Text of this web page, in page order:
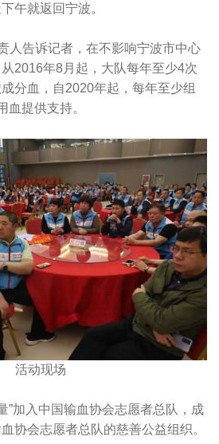
午就返回宁波。
人告诉记者，在不影响宁波市中心
2016年8月起，大队每年至少4次
分血，自2020年起，每年至少组
血提供支持。
活动现场
”加入中国输血协会志愿者总队，成
协会志愿者总队的慈善公益组织。